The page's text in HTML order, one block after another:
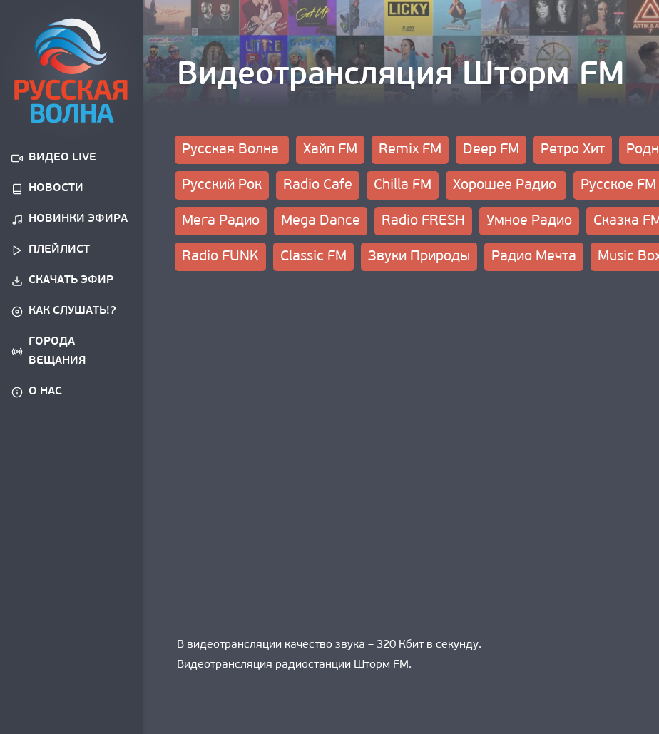
ВИДЕО LIVE
НОВОСТИ
НОВИНКИ ЭФИРА
ПЛЕЙЛИСТ
СКАЧАТЬ ЭФИР
КАК СЛУШАТЬ!?
ГОРОДА
ВЕЩАНИЯ
О НАС
Видеотрансляция Шторм FM
Русская Волна Хайп FM Remix FM Deep FM Ретро Хит
Русский Рок Radio Cafe Chilla FM Хорошее Радио Русское FM
Мега Радио Mega Dance Radio FRESH Умное Радио Сказка
Radio FUNK Classic FM Звуки Природы Радио Мечта Music
В видеотрансляции качество звука – 320 Кбит в секунду.
Видеотрансляция радиостанции Шторм FM.